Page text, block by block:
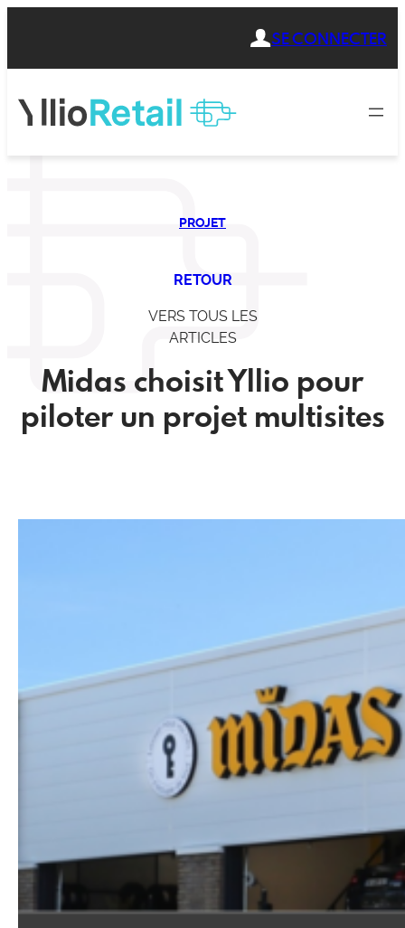
SE CONNECTER
PROJET
RETOUR
VERS TOUS LES
ARTICLES
Midas choisit Yllio pour
piloter un projet multisites